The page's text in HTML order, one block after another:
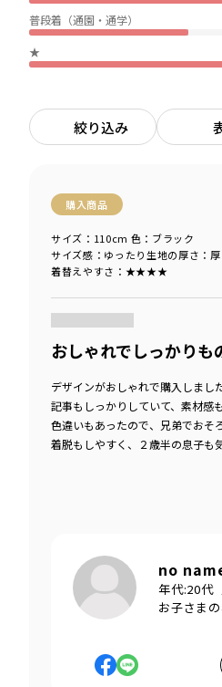
普段着（通園・通学）
★
絞り込み
購入商品
サイズ感 ：ゆったり 生地の厚さ ：
着替えやすさ ：★★★★
サイズ：110cm 色：ブラック
おしゃれでしっかりも
デザインがおしゃれで購入しました
記事もしっかりしていて、素材感
色違いもあったので、兄弟でおそ
着脱もしやすく、２歳半の息子も
no
年代:20代
お子さま